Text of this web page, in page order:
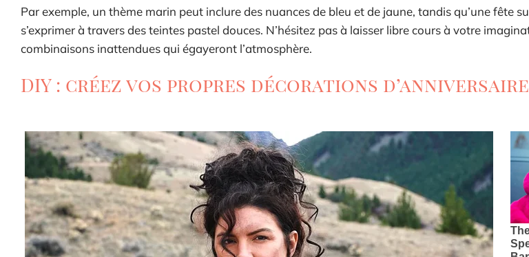
Par exemple, un thème marin peut inclure des nuances de bleu et de jaune, tandis qu’une fête
s’exprimer à travers des teintes pastel douces. N’hésitez pas à laisser libre cours à votre
combinaisons inattendues qui égayeront l’atmosphère.
DIY : créez vos propres décorations d’anniversaire